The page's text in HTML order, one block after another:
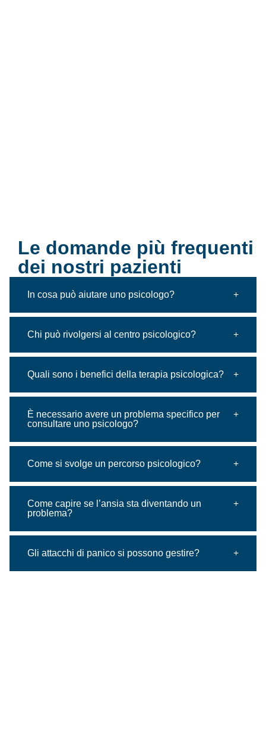
Le domande più frequenti
dei nostri pazienti
In cosa può aiutare uno psicologo?
Chi può rivolgersi al centro psicologico?
Quali sono i benefici della terapia psicologica?
È necessario avere un problema specifico per
consultare uno psicologo?
Come si svolge un percorso psicologico?
Come capire se l’ansia sta diventando un
problema?
Gli attacchi di panico si possono gestire?